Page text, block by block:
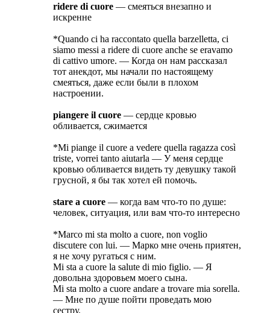
ridere di cuore — смеяться внезапно и
искренне
*Quando ci ha raccontato quella barzelletta, ci
siamo messi a ridere di cuore anche se eravamo
di cattivo umore. — Когда он нам рассказал
тот анекдот, мы начали по настоящему
смеяться, даже если были в плохом
настроении.
piangere il cuore — сердце кровью
обливается, сжимается
*Mi piange il cuore a vedere quella ragazza così
triste, vorrei tanto aiutarla — У меня сердце
кровью обливается видеть ту девушку такой
грусной, я бы так хотел ей помочь.
stare a cuore — когда вам что-то по душе:
человек, ситуация, или вам что-то интересно
*Marco mi sta molto a cuore, non voglio
discutere con lui. — Марко мне очень приятен,
я не хочу ругаться с ним.
Mi sta a cuore la salute di mio figlio. — Я
довольна здоровьем моего сына.
Mi sta molto a cuore andare a trovare mia sorella.
— Мне по душе пойти проведать мою
сестру.